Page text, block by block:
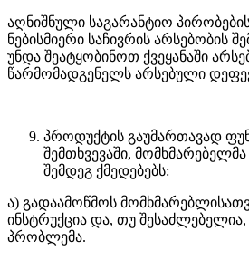
აღნიშნული საგარანტიო
ნებისმიერი საჩივრის არსებობის
უნდა შეატყობინოთ ქვეყანაში
წარმომადგენელს არსებული
პროდუქტის გაუმართავად
შემთხვევაში,
შემდეგ ქმედებებს:
ა) გადაამოწმოს
ინსტრუქცია და, თუ
პრობლემა.